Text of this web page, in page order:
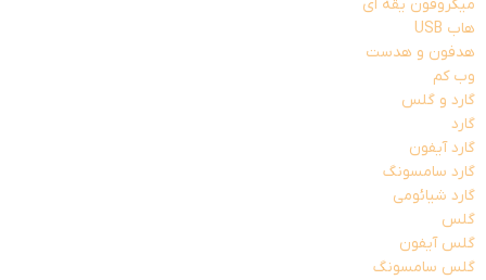
میکروفون یقه ای
هاب USB
هدفون و هدست
وب کم
گارد و گلس
گارد
گارد آیفون
گارد سامسونگ
گارد شیائومی
گلس
گلس آیفون
گلس سامسونگ